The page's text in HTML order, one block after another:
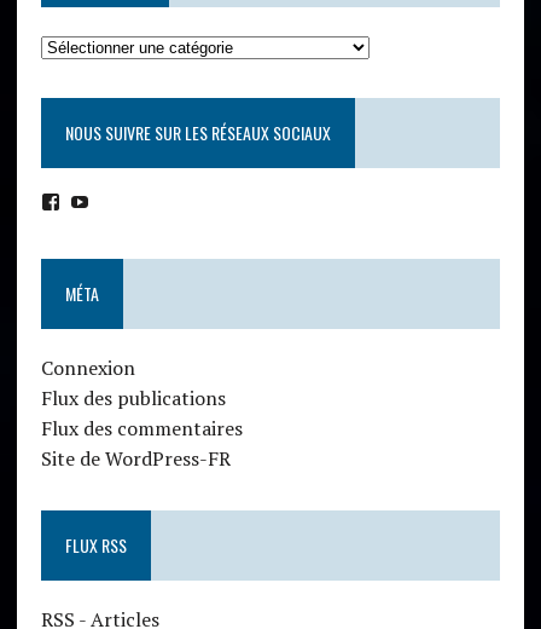
NOUS SUIVRE SUR LES RÉSEAUX SOCIAUX
MÉTA
Connexion
Flux des publications
Flux des commentaires
Site de WordPress-FR
FLUX RSS
RSS - Articles